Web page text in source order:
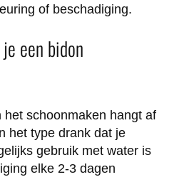
of beschadiging.
een bidon
het schoonmaken hangt af
het type drank dat je
gebruik met water is
elke 2-3 dagen